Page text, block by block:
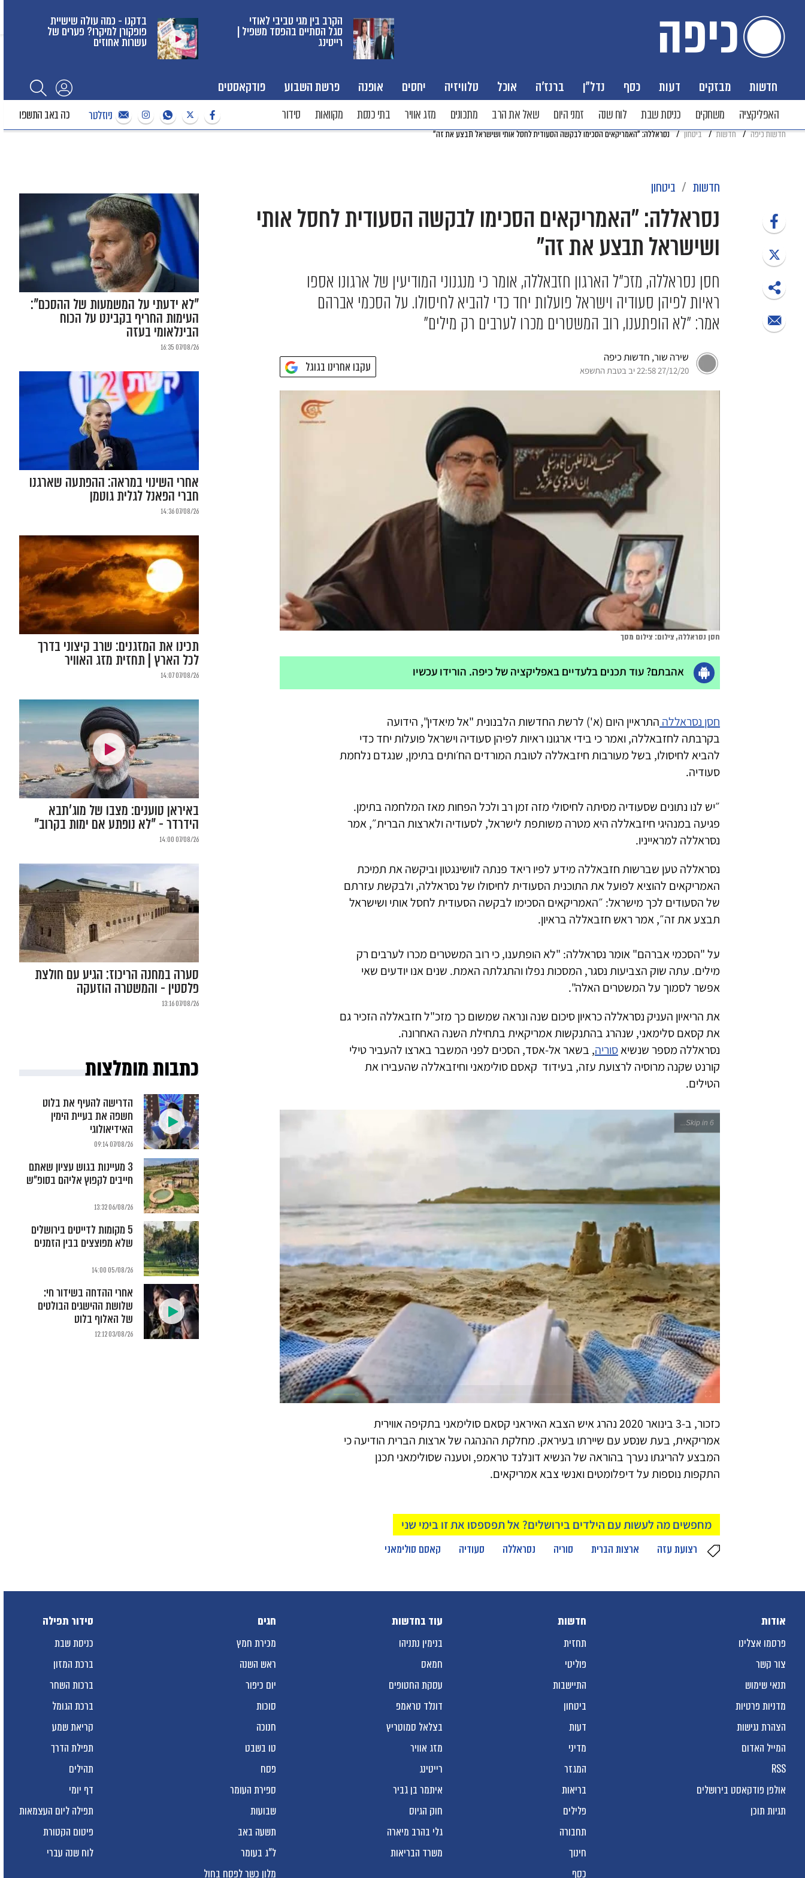
חדשות מבזקים דעות כסף נדל"ן ברנז'ה אוכל טלוויזיה יחסים אופנה פרשת השבוע פודקאסטים
האפליקציה משחקים כניסת שבת לוח שנה זמני היום שאל את הרב מתכונים מזג אוויר בתי כנסת מקוואות סידור ניוזלטר כה באב התשפו
הקרב בין מגי טביבי לאודי
סגל הסתיים בהפסד משפיל |
רייטינג
בדקנו - כמה עולה שישיית
פופקורן למיקרו? פערים של
עשרות אחוזים
חדשות כיפה חדשות ביטחון נסראללה: ״האמריקאים הסכימו לבקשה הסעודית לחסל אותי ושישראל תבצע את זה״
חדשות ביטחון
נסראללה: ״האמריקאים הסכימו לבקשה הסעודית לחסל אותי
ושישראל תבצע את זה״
חסן נסראללה, מזכ"ל הארגון חזבאללה, אומר כי מנגנוני המודיעין של ארגונו אספו
ראיות לפיהן סעודיה וישראל פועלות יחד כדי להביא לחיסולו. על הסכמי אברהם
אמר: "לא הופתענו, רוב המשטרים מכרו לערבים רק מילים"
שירה שור, חדשות כיפה
27/12/20 22:58 יב בטבת התשפא עקבו אחרינו בגוגל
חסן נסראללה, צילום: צילום מסך
אהבתם? עוד תכנים בלעדיים באפליקציה של כיפה. הורידו עכשיו
חסן נסראללה התראיין היום (א') לרשת החדשות הלבנונית "אל מיאדין", הידועה
בקרבתה לחזבאללה, ואמר כי בידי ארגונו ראיות לפיהן סעודיה וישראל פועלות יחד כדי
להביא לחיסולו, בשל מעורבות חיזבאללה לטובת המורדים הח׳ותים בתימן, שנגדם נלחמת
סעודיה.
״יש לנו נתונים שסעודיה מסיתה לחיסולי מזה זמן רב ולכל הפחות מאז המלחמה בתימן.
פגיעה במנהיגי חיזבאללה היא מטרה משותפת לישראל, לסעודיה ולארצות הברית״, אמר
נסראללה למראייניו.
נסראללה טען שברשות חזבאללה מידע לפיו ריאד פנתה לוושינגטון וביקשה את תמיכת
האמריקאים להוציא לפועל את התוכנית הסעודית לחיסולו של נסראללה, ולבקשת עזרתם
של הסעודים לכך מישראל: ״האמריקאים הסכימו לבקשה הסעודית לחסל אותי ושישראל
תבצע את זה״, אמר ראש חזבאללה בראיון.
על "הסכמי אברהם" אומר נסראללה: "לא הופתענו, כי רוב המשטרים מכרו לערבים רק
מילים. עתה שוק הצביעות נסגר, המסכות נפלו והתגלתה האמת. שנים אנו יודעים שאי
אפשר לסמוך על המשטרים האלה".
את הריאיון העניק נסראללה כראיון סיכום שנה ונראה שמשום כך מזכ"ל חזבאללה הזכיר גם
את קסאם סלימאני, שנהרג בהתנקשות אמריקאית בתחילת השנה האחרונה.
נסראללה מספר שנשיאסוריה, בשאר אל-אסד, הסכים לפני המשבר בארצו להעביר טילי
קורנט שקנה מרוסיה לרצועת עזה, בעידוד קאסם סולימאני וחיזבאללה שהעבירו את
הטילים.
Unmute
100.00%
Skip in 5...
כזכור, ב-3 בינואר 2020 נהרג איש הצבא האיראני קסאם סולימאני בתקיפה אווירית
אמריקאית, בעת שנסע עם שיירתו בעיראק. מחלקת ההנהגה של ארצות הברית הודיעה כי
המבצע להריגתו נערך בהוראה של הנשיא דונלנד טראמפ, וטענה שסולימאני תכנן
התקפות נוספות על דיפלומטים ואנשי צבא אמריקאים.
מחפשים מה לעשות עם הילדים בירושלים? אל תפספסו את זו בימי שני
רצועת עזה
ארצות הברית סוריה נסראללה סעודיה קאסם סולימאני
"לא ידעתי על המשמעות של ההסכם":
העימות החריף בקבינט על הכוח
הבינלאומי בעזה
07/08/26 16:35
אחרי השינוי במראה: ההפתעה שארגנו
חברי הפאנל לגלית גוטמן
07/08/26 14:36
תכינו את המזגנים: שרב קיצוני בדרך
לכל הארץ | תחזית מזג האוויר
07/08/26 14:07
באיראן טוענים: מצבו של מוג'תבא
הידרדר - "לא נופתע אם ימות בקרוב"
07/08/26 14:00
סערה במחנה הריכוז: הגיע עם חולצת
פלסטין - והמשטרה הוזעקה
07/08/26 13:16
כתבות מומלצות
הדרישה להעיף את בלוט
חשפה את בעיית הימין
האידיאולוגי
07/08/26 09:14
3 מעיינות בגוש עציון שאתם
חייבים לקפוץ אליהם בסופ"ש
06/08/26 13:32
5 מקומות לדייטים בירושלים
שלא מפוצצים בבין הזמנים
05/08/26 14:00
אחרי ההדחה בשידור חי:
שלושת ההישגים הבולטים
של האלוף בלוט
03/08/26 12:12
אודות
פרסמו אצלינו
צור קשר
תנאי שימוש
מדניות פרטיות
הצהרת נגישות
המייל האדום
RSS
אולפן פודקאסט בירושלים
תגיות תוכן
חדשות
תחזית
פוליטי
התיישבות
ביטחון
דעות
מדיני
המגזר
בריאות
פלילים
תחבורה
חינוך
כסף
עוד בחדשות
בנימין נתניהו
חמאס
עסקת החטופים
דונלד טראמפ
בצלאל סמוטריץ
מזג אוויר
רייטינג
איתמר בן גביר
חוק הגיוס
גלי בהרב מיארה
משרד הבריאות
חגים
מכירת חמץ
ראש השנה
יום כיפור
סוכות
חנוכה
טו בשבט
פסח
ספירת העומר
שבועות
תשעה באב
ל"ג בעומר
מלון כשר לפסח בחול
סידור תפילה
כניסת שבת
ברכת המזון
ברכות השחר
ברכת הגומל
קריאת שמע
תפילת הדרך
תהילים
דף יומי
תפילה ליום העצמאות
פיטום הקטורת
לוח שנה עברי